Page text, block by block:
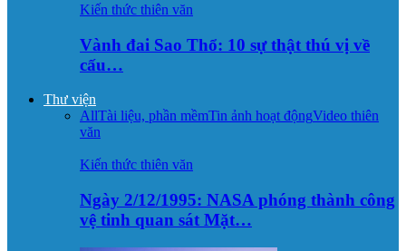
Kiến thức thiên văn
Vành đai Sao Thổ: 10 sự thật thú vị về
cấu…
Thư viện
AllTài liệu, phần mềmTin ảnh hoạt độngVideo thiên
văn
Kiến thức thiên văn
Ngày 2/12/1995: NASA phóng thành công
vệ tinh quan sát Mặt…